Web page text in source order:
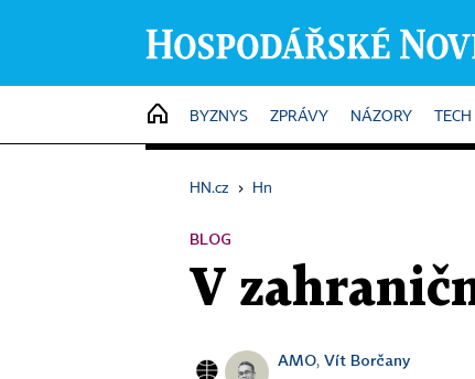
HOME
BYZNYS ZPRÁVY NÁZORY TECH
HN.cz › Hn
BLOG
V
AMO, Vít Borčany